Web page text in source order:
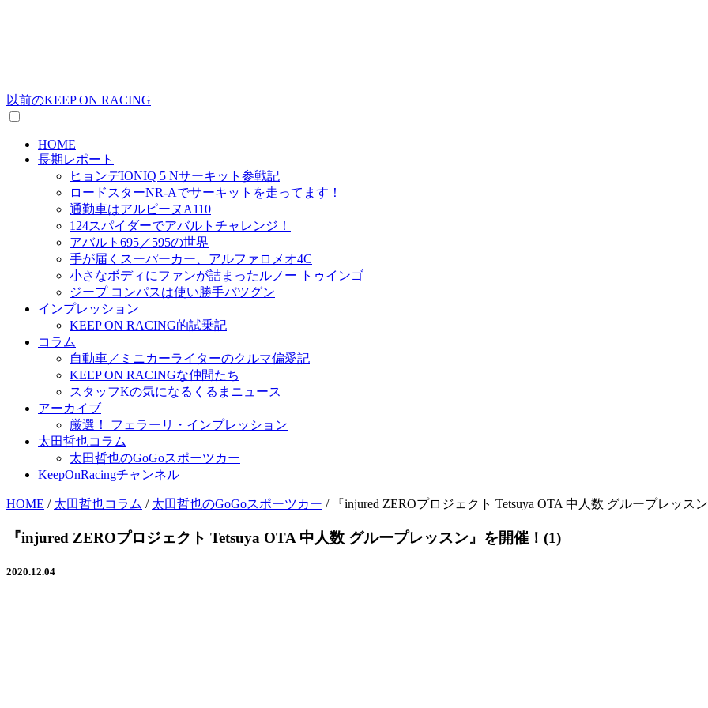
以前のKEEP ON RACING
HOME
長期レポート
ヒョンデIONIQ 5 Nサーキット参戦記
ロードスターNR-Aでサーキットを走ってます！
通勤車はアルピーヌA110
124スパイダーでアバルトチャレンジ！
アバルト695／595の世界
手が届くスーパーカー、アルファロメオ4C
小さなボディにファンが詰まったルノー トゥインゴ
ジープ コンパスは使い勝手バツグン
インプレッション
KEEP ON RACING的試乗記
コラム
自動車／ミニカーライターのクルマ偏愛記
KEEP ON RACINGな仲間たち
スタッフKの気になるくるまニュース
アーカイブ
厳選！ フェラーリ・インプレッション
太田哲也コラム
太田哲也のGoGoスポーツカー
KeepOnRacingチャンネル
HOME / 太田哲也コラム / 太田哲也のGoGoスポーツカー / 『injured ZEROプロジェクト Tetsuya OTA 中人数 グループレッス
『injured ZEROプロジェクト Tetsuya OTA 中人数 グループレッスン』を開催！(1)
2020.12.04